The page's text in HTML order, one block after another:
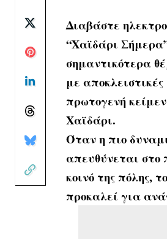
Διαβάστε
“Χαϊδάρι
σημαντικότερα
με αποκλειστικές
πρωτογενή
Χαϊδάρι.
Όταν η πιο
απευθύνεται στο
κοινό της πόλης,
προκαλεί για